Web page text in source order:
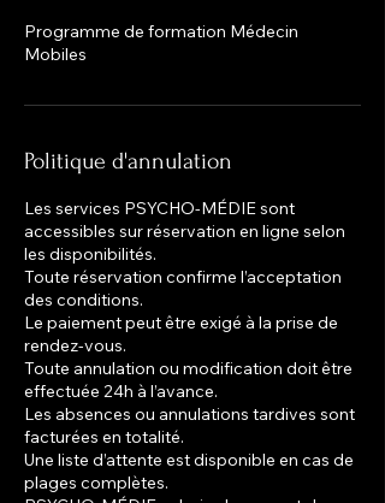
Programme de formation Médecin
Mobiles
Politique d'annulation
Les services PSYCHO-MÉDIE sont
accessibles sur réservation en ligne selon
les disponibilités.
Toute réservation confirme l’acceptation
des conditions.
Le paiement peut être exigé à la prise de
rendez-vous.
Toute annulation ou modification doit être
effectuée 24h à l’avance.
Les absences ou annulations tardives sont
facturées en totalité.
Une liste d’attente est disponible en cas de
plages complètes.